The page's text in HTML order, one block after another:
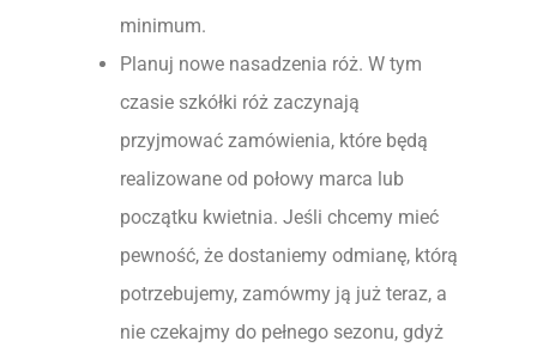
minimum.
Planuj nowe nasadzenia róż. W tym
czasie szkółki róż zaczynają
przyjmować zamówienia, które będą
realizowane od połowy marca lub
początku kwietnia. Jeśli chcemy mieć
pewność, że dostaniemy odmianę, którą
potrzebujemy, zamówmy ją już teraz, a
nie czekajmy do pełnego sezonu, gdyż